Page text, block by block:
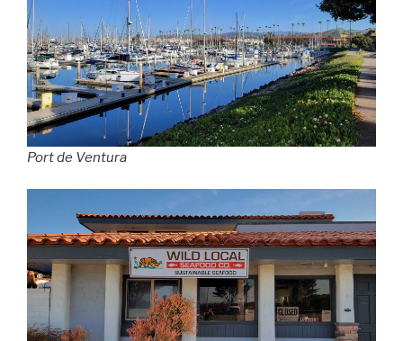
Port de Ventura